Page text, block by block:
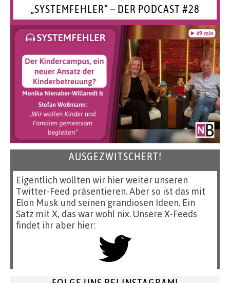
„SYSTEMFEHLER“ – DER PODCAST #28
AUSGEZWITSCHERT!
Eigentlich wollten wir hier weiter unseren
Twitter-Feed präsentieren. Aber so ist das mit
Elon Musk und seinen grandiosen Ideen. Ein
Satz mit X, das war wohl nix. Unsere X-Feeds
findet ihr aber hier: